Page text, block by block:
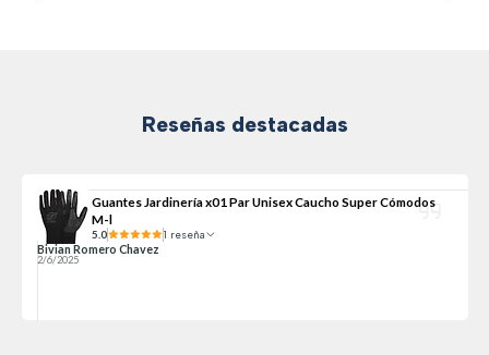
Reseñas destacadas
Guantes Jardinería x01 Par Unisex Caucho Super Cómodos
M-l
5.0 1 reseña
Bivian Romero Chavez
2/6/2025